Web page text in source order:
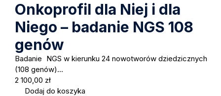
Onkoprofil dla Niej i dla
Niego – badanie NGS 108
genów
Badanie NGS w kierunku 24 nowotworów dziedzicznych
(108 genów)…
2 100,00 zł
Dodaj do koszyka